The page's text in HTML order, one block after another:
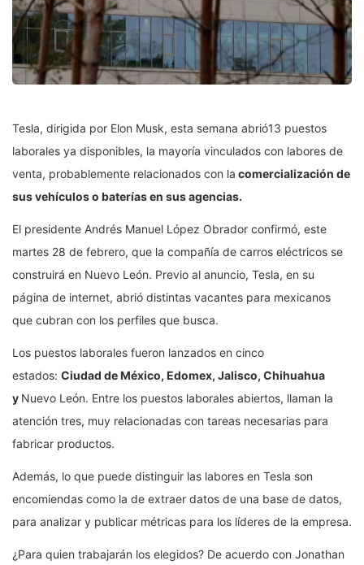
Tesla, dirigida por Elon Musk, esta semana abrió13 puestos
laborales ya disponibles, la mayoría vinculados con labores de
venta, probablemente relacionados con la comercialización de
sus vehículos o baterías en sus agencias.
El presidente Andrés Manuel López Obrador confirmó, este
martes 28 de febrero, que la compañía de carros eléctricos se
construirá en Nuevo León. Previo al anuncio, Tesla, en su
página de internet, abrió distintas vacantes para mexicanos
que cubran con los perfiles que busca.
Los puestos laborales fueron lanzados en cinco
estados: Ciudad de México, Edomex, Jalisco, Chihuahua
y Nuevo León. Entre los puestos laborales abiertos, llaman la
atención tres, muy relacionadas con tareas necesarias para
fabricar productos.
Además, lo que puede distinguir las labores en Tesla son
encomiendas como la de extraer datos de una base de datos,
para analizar y publicar métricas para los líderes de la empresa.
¿Para quien trabajarán los elegidos? De acuerdo con Jonathan